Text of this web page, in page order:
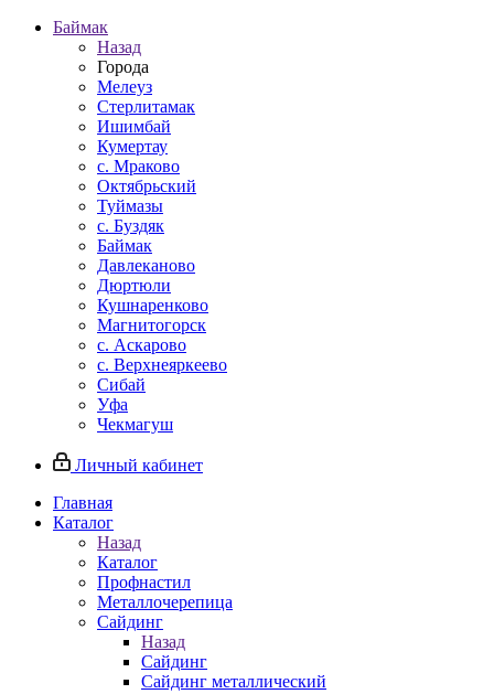
Баймак
Назад
Города
Мелеуз
Стерлитамак
Ишимбай
Кумертау
c. Мраково
Октябрьский
Туймазы
c. Буздяк
Баймак
Давлеканово
Дюртюли
Кушнаренково
Магнитогорск
с. Аскарово
с. Верхнеяркеево
Сибай
Уфа
Чекмагуш
Личный кабинет
Главная
Каталог
Назад
Каталог
Профнастил
Металлочерепица
Сайдинг
Назад
Сайдинг
Сайдинг металлический